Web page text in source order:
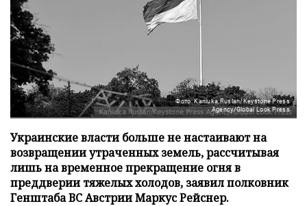
Фото: Kaniuka Ruslan/Keystone Press
Agency/Global Look Press
Украинские власти больше не настаивают на
возвращении утраченных земель, рассчитывая
лишь на временное прекращение огня в
преддверии тяжелых холодов, заявил полковник
Генштаба ВС Австрии Маркус Рейснер.